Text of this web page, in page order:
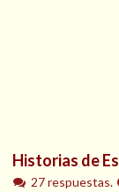
Historias de
27 respuestas.